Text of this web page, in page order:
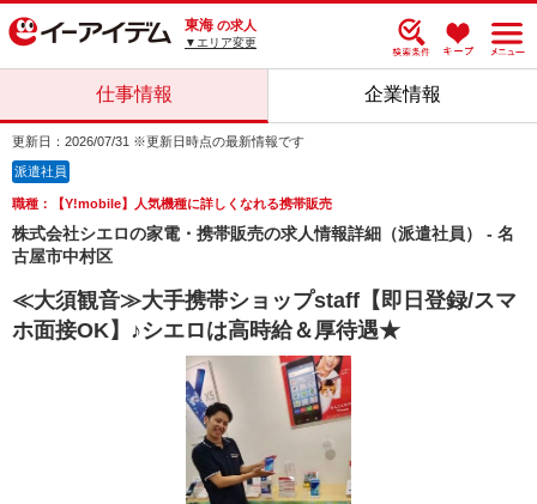
東海 の求人
▼エリア変更
仕事情報 企業情報
更新日：2026/07/31 ※更新日時点の最新情報です
派遣社員
職種：【Y!mobile】人気機種に詳しくなれる携帯販売
株式会社シエロの家電・携帯販売の求人情報詳細（派遣社員） - 名
古屋市中村区
≪大須観音≫大手携帯ショップstaff【即日登録/スマ
ホ面接OK】♪シエロは高時給＆厚待遇★